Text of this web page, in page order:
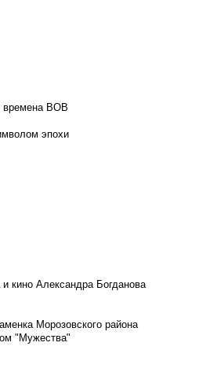
времена ВОВ
эпохи
кино Александра Богданова
Морозовского района
"Мужества"